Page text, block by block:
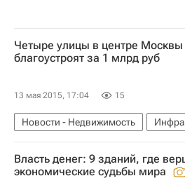
Четыре улицы в центре Москвы
благоустроят за 1 млрд руб
13 мая 2015, 17:04 15
Новости - Недвижимость
Власть денег: 9 зданий, где
экономические судьбы мира